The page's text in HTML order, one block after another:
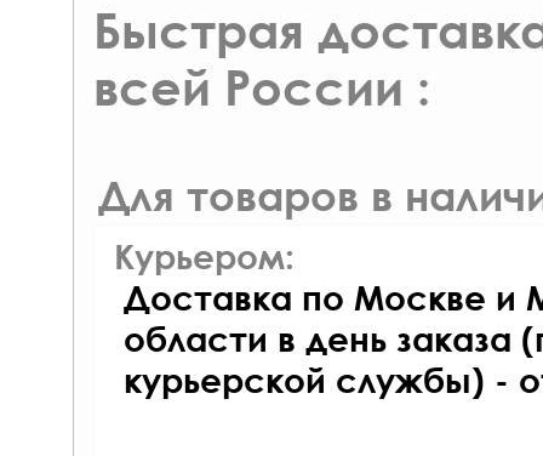
Быстрая
всей России :
Для товаров в
Курьером:
Доставка по Москве и
области в день заказа
курьерской службы) -